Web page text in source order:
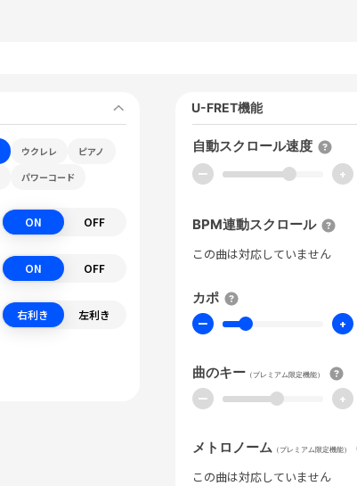
ウクレレ
ピアノ
パワーコード
ON OFF
ON OFF
右利き 左利き
U-FRET機能
自動スクロール速度
ー +
BPM連動スクロール
この曲は対応していません
カポ
ー +
曲のキー （プレミアム限定機能）
ー +
メトロノーム （プレミアム限定機能）
この曲は対応していません